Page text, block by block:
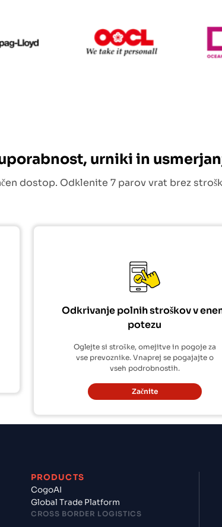
urniki in
dostop. Odklenite 7 parov vrat brez
Odkrivanje polnih stroškov v
potezu
Oglejte si stroške, omejitve in pogoje za
vse prevoznike. Vnaprej se pogajajte o
vseh podrobnostih.
Začnite
PRODUCTS
CogoAI
Global Trade Platform
CROSS BORDER LOGISTICS